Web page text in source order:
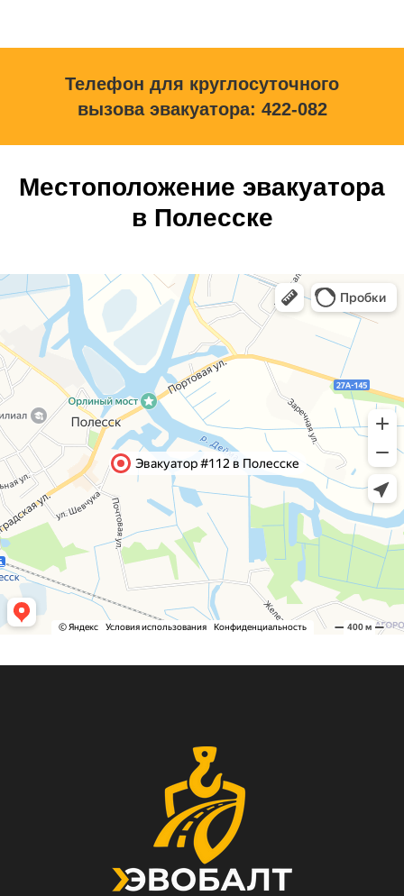
Телефон для круглосуточного
вызова эвакуатора: 422-082
Местоположение эвакуатора
в Полесске